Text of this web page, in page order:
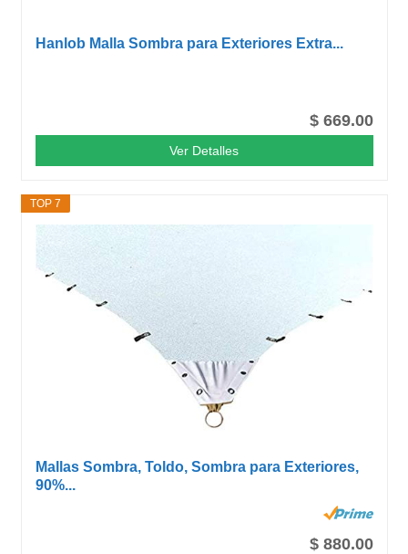
Hanlob Malla Sombra para Exteriores Extra...
$ 669.00
Ver Detalles
TOP 7
Mallas Sombra, Toldo, Sombra para Exteriores,
90%...
$ 880.00